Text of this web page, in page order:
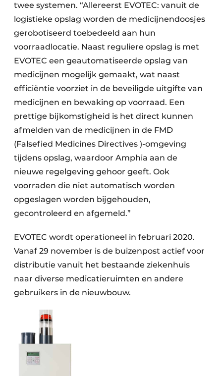
twee systemen. “Allereerst EVOTEC: vanuit de
logistieke opslag worden de medicijnendoosjes
gerobotiseerd toebedeeld aan hun
voorraadlocatie. Naast reguliere opslag is met
EVOTEC een geautomatiseerde opslag van
medicijnen mogelijk gemaakt, wat naast
efficiëntie voorziet in de beveiligde uitgifte van
medicijnen en bewaking op voorraad. Een
prettige bijkomstigheid is het direct kunnen
afmelden van de medicijnen in de FMD
(Falsefied Medicines Directives )-omgeving
tijdens opslag, waardoor Amphia aan de
nieuwe regelgeving gehoor geeft. Ook
voorraden die niet automatisch worden
opgeslagen worden bijgehouden,
gecontroleerd en afgemeld.”
EVOTEC wordt operationeel in februari 2020.
Vanaf 29 november is de buizenpost actief voor
distributie vanuit het bestaande ziekenhuis
naar diverse medicatieruimten en andere
gebruikers in de nieuwbouw.